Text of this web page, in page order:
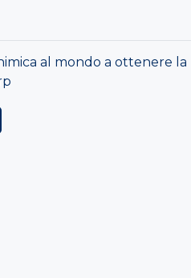
al mondo a ottenere la